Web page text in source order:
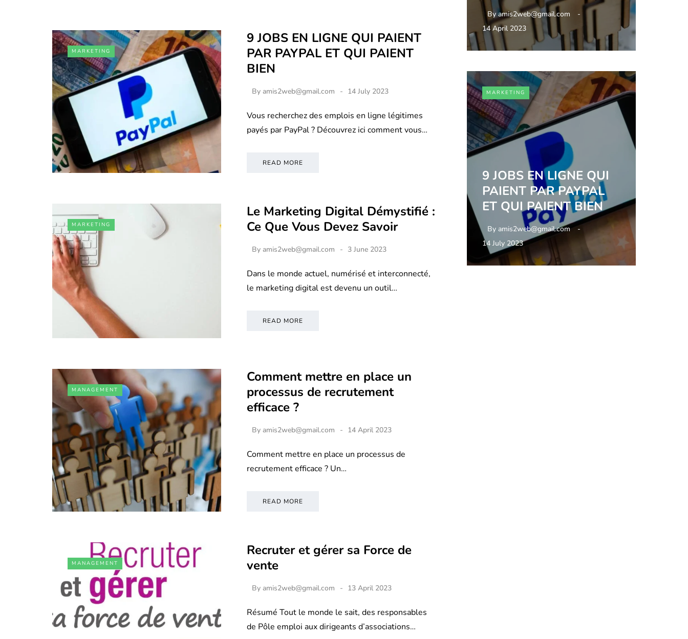
MARKETING
9 JOBS EN LIGNE QUI PAIENT
PAR PAYPAL ET QUI PAIENT
BIEN
By amis2web@gmail.com 14 July 2023
Vous recherchez des emplois en ligne légitimes
payés par PayPal ? Découvrez ici comment vous…
READ MORE
MARKETING
Le Marketing Digital Démystifié :
Ce Que Vous Devez Savoir
By amis2web@gmail.com 3 June 2023
Dans le monde actuel, numérisé et interconnecté,
le marketing digital est devenu un outil…
READ MORE
MANAGEMENT
Comment mettre en place un
processus de recrutement
efficace ?
By amis2web@gmail.com 14 April 2023
Comment mettre en place un processus de
recrutement efficace ? Un…
READ MORE
MANAGEMENT
Recruter et gérer sa Force de
vente
By amis2web@gmail.com 13 April 2023
Résumé Tout le monde le sait, des responsables
de Pôle emploi aux dirigeants d’associations…
Byamis2web@gmail.com
14 April 2023
MARKETING
9 JOBS EN LIGNE QUI
PAIENT PAR PAYPAL
ET QUI PAIENT BIEN
By amis2web@gmail.com
14 July 2023